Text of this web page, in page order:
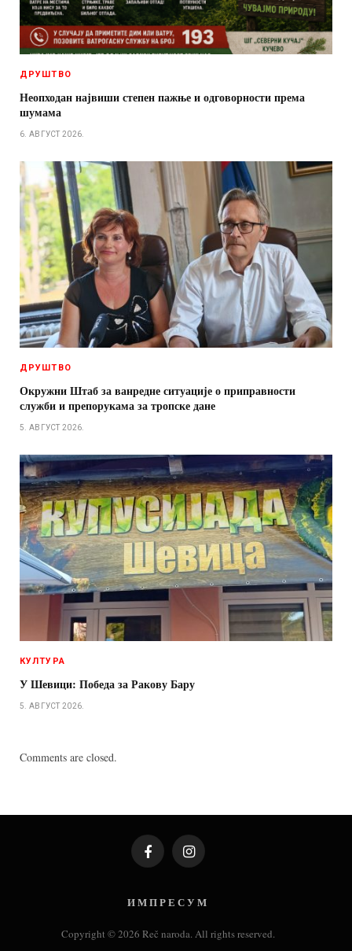
ДРУШТВО
Неопходан највиши степен пажње и одговорности према
шумама
6. АВГУСТ 2026.
ДРУШТВО
Окружни Штаб за ванредне ситуације о приправности
служби и препорукама за тропске дане
5. АВГУСТ 2026.
КУЛТУРА
У Шевици: Победа за Ракову Бару
5. АВГУСТ 2026.
Comments are closed.
FacebookInstagram
И М П Р Е С У М
Copyright © 2026 Reč naroda. All rights reserved.